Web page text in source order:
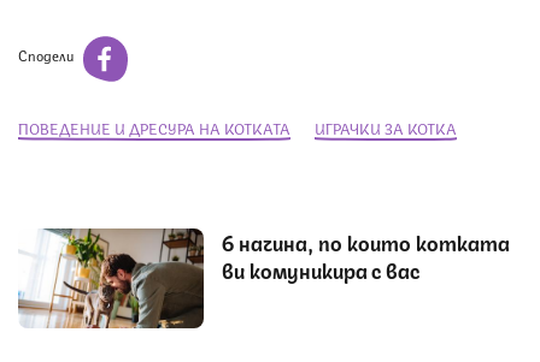
Сподели
ПОВЕДЕНИЕ И ДРЕСУРА НА КОТКАТА ИГРАЧКИ ЗА КОТКА
6 начина, по които котката
ви комуникира с вас